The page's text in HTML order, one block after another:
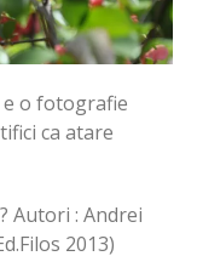
e o fotografie
ca atare
Autori : Andrei
2013)